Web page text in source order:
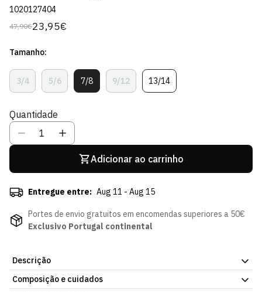
1020127404
Preço
47,90€
Preço
venda
23,95€
Tamanho:
3/4
Variante
Esgotada
Indisponível
5/6
Variante
Esgotada
Indisponível
7/8Variante
Esgotada
9/12Variante
Esgotada
13/14Variante
Esgotada
Quantidade
Adicionar ao carrinho
Entregue entre: Aug 11 - Aug 15
Portes de envio gratuitos em encomendas superiores a 50€
Exclusivo Portugal continental
Descrição
Sweatshirt Signature - Menino, com o design oficial do Sporting
Composição e cuidados